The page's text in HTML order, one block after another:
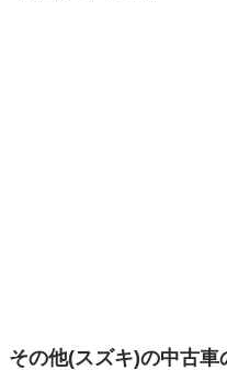
その他(スズキ)の中古車